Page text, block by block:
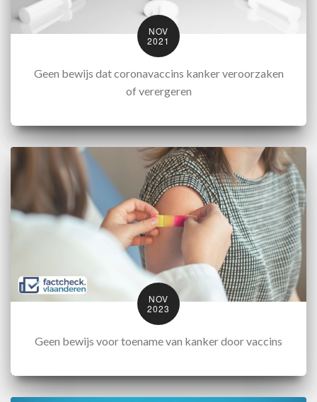
NOV
2021
Geen bewijs dat coronavaccins kanker veroorzaken
of verergeren
NOV
2023
Geen bewijs voor toename van kanker door vaccins